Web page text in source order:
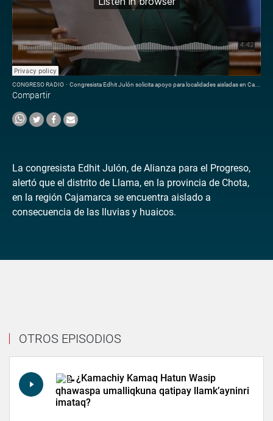
CONGRESO RADIO · Congresista Edhit Julón solicita apoyo para localidades aisladas en Cajamarca
Compartir
La congresista Edhit Julón, de Alianza para el Progreso,
alertó que el distrito de Llama, en la provincia de Chota,
en la región Cajamarca se encuentra aislado a
consecuencia de las lluvias y huaicos.
OTROS EPISODIOS
¿Kamachiy Kamaq Hatun Wasip
qhawaspa umalliqkuna qatipay llamk’ayninri
imataq?